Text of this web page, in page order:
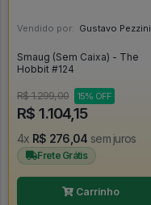
Vendido por: Gustavo Pezzini - MG
Smaug (Sem Caixa) - The
Hobbit #124
R$ 1.299,00 15% OFF
R$ 1.104,15
4x R$ 276,04 sem juros
Frete Grátis
Carrinho